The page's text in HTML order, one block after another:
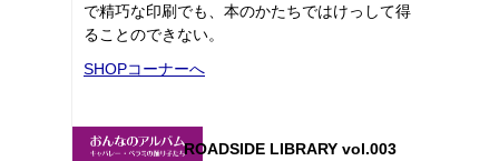
で精巧な印刷でも、本のかたちではけっして得
ることのできない。
SHOPコーナーへ
ROADSIDE LIBRARY vol.003